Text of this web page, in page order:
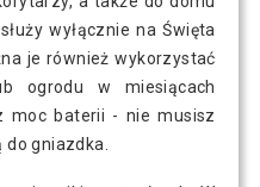
wyłącznie na Święta
je również wykorzystać
ogrodu w miesiącach
moc baterii - nie musisz
do gniazdka.